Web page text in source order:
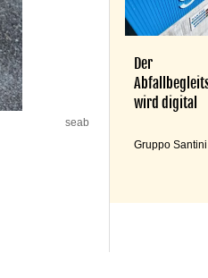
seab
Der
wird digital
Gruppo Santini